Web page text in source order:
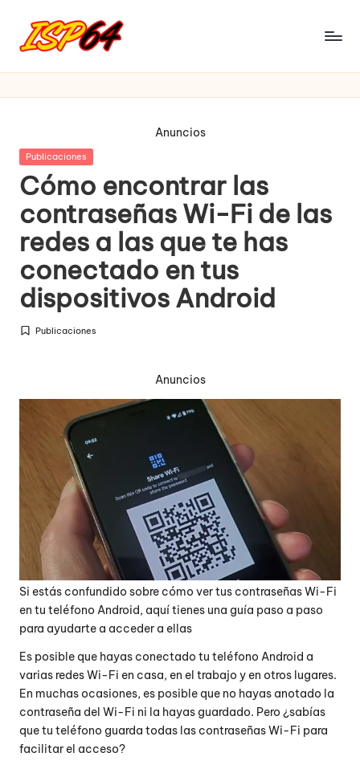
Saltar
contenido
I
S
6
4
Anuncios
Publicada
Publicaciones
Cómo encontrar las
contraseñas Wi-Fi de las
redes a las que te has
conectado en tus
dispositivos Android
Publicada
Publicaciones
Anuncios
Si estás confundido sobre cómo ver tus contraseñas Wi-Fi
en tu teléfono Android, aquí tienes una guía paso a paso
para ayudarte a acceder a ellas
Es posible que hayas conectado tu teléfono Android a
varias redes Wi-Fi en casa, en el trabajo y en otros lugares.
En muchas ocasiones, es posible que no hayas anotado la
contraseña del Wi-Fi ni la hayas guardado. Pero ¿sabías
que tu teléfono guarda todas las contraseñas Wi-Fi para
facilitar el acceso?